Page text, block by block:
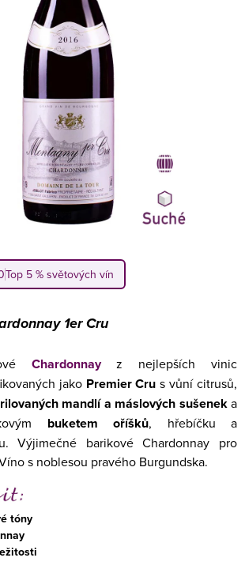
Top 5 % světových vín
1er Cru
Chardonnayz nejlepších vinic
jako Premier Cru s vůní citrusů,
mandlí a máslových sušeneka
buketem oříšků, hřebíčku a
Výjimečné barikové Chardonnay pro
s noblesou pravého Burgundska.
tóny